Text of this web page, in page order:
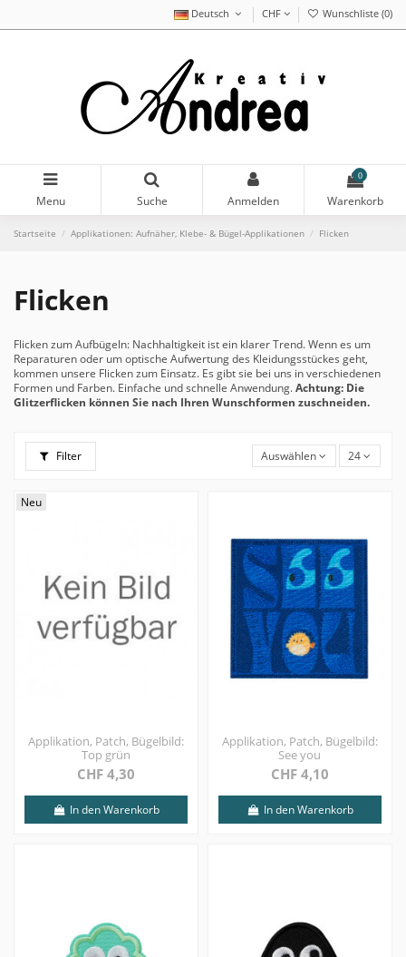
Deutsch CHF Wunschliste (0)
Menu Suche Anmelden
0
Warenkorb
Startseite Applikationen: Aufnäher, Klebe- & Bügel-Applikationen Flicken
Flicken
Flicken zum Aufbügeln: Nachhaltigkeit ist ein klarer Trend. Wenn es um
Reparaturen oder um optische Aufwertung des Kleidungsstückes geht,
kommen unsere Flicken zum Einsatz. Es gibt sie bei uns in verschiedenen
Formen und Farben. Einfache und schnelle Anwendung.Achtung: Die
Glitzerflicken können Sie nach Ihren Wunschformen zuschneiden.
Filter Auswählen 24
Neu
Applikation, Patch, Bügelbild:
Top grün
CHF 4,30
In den Warenkorb
Applikation, Patch, Bügelbild:
See you
CHF 4,10
In den Warenkorb